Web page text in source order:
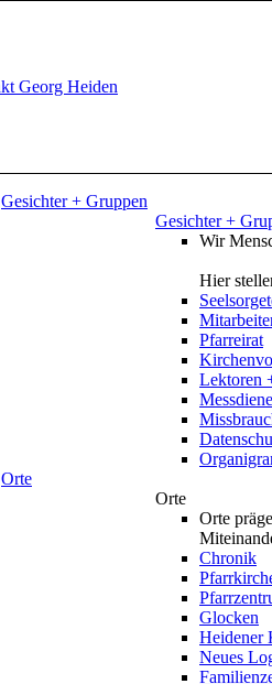
Gesichter + Gruppen
Gesichter +
Wir
Hier
Pfarreirat
Lektoren
Orte
Orte
Orte
Chronik
Glocken
Heidener
Neues